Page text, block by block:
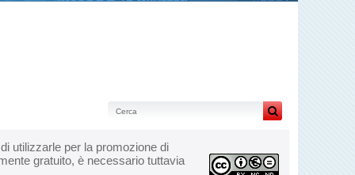
utilizzarle per la promozione di
gratuito, è necessario tuttavia